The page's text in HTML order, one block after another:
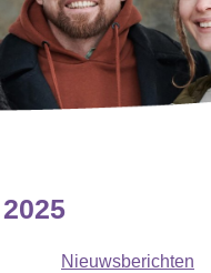
Nieuwsberichten